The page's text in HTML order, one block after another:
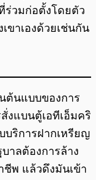
ร่วมก่อตั้งโดยตัว
ขาเองด้วยเช่นกัน
ต้นแบบของการ
งแบนตู้เอทีเอ็มคริ
บริการฝากเหรียญ
าลต้องการล้าง
พ แล้วดึงมันเข้า